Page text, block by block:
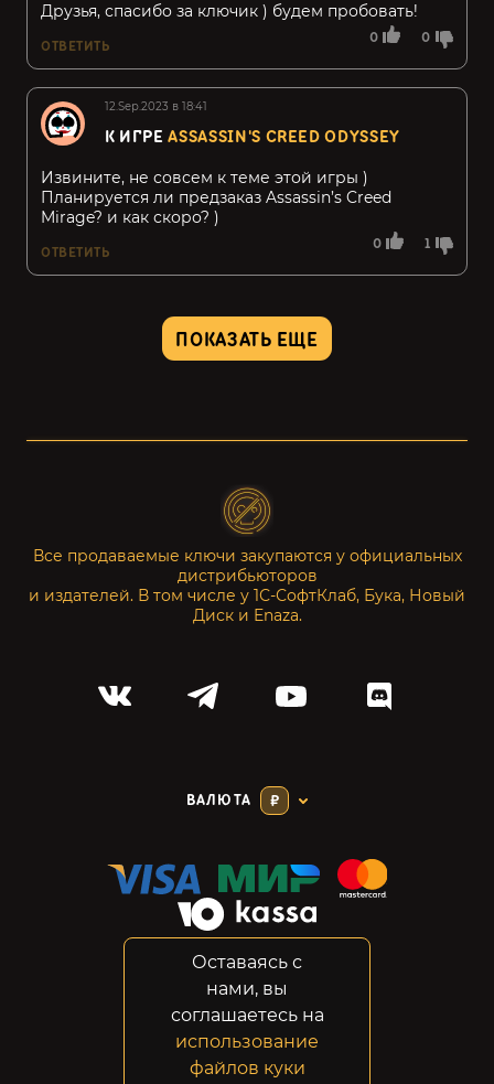
0 0
Друзья, спасибо за ключик ) будем пробовать!
ОТВЕТИТЬ
12.Sep.2023 в 18:41
К ИГРЕASSASSIN'S CREED ODYSSEY
0 1
Извините, не совсем к теме этой игры )
Планируется ли предзаказ Assassin’s Creed
Mirage? и как скоро? )
ОТВЕТИТЬ
ПОКАЗАТЬ ЕЩЕ
Все продаваемые ключи закупаются у официальных
дистрибьюторов
и издателей. В том числе у 1С-СофтКлаб, Бука, Новый
Диск и Enaza.
ВАЛЮТА ₽
Конфиденциальность
Возвраты
Правовая информация
Оставаясь с
нами, вы
соглашаетесь на
использование
файлов куки